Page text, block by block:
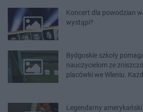
Koncert dla powodzian
wystąpi?
Bydgoskie szkoły
nauczycielom ze
placówki we Wleniu.
Legendarny